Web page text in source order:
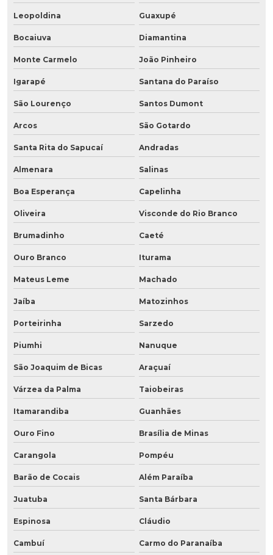
Leopoldina Guaxupé
Bocaiuva Diamantina
Monte Carmelo João Pinheiro
Igarapé Santana do Paraíso
São Lourenço Santos Dumont
Arcos São Gotardo
Santa Rita do Sapucaí Andradas
Almenara Salinas
Boa Esperança Capelinha
Oliveira Visconde do Rio Branco
Brumadinho Caeté
Ouro Branco Iturama
Mateus Leme Machado
Jaíba Matozinhos
Porteirinha Sarzedo
Piumhi Nanuque
São Joaquim de Bicas Araçuaí
Várzea da Palma Taiobeiras
Itamarandiba Guanhães
Ouro Fino Brasília de Minas
Carangola Pompéu
Barão de Cocais Além Paraíba
Juatuba Santa Bárbara
Espinosa Cláudio
Cambuí Carmo do Paranaíba